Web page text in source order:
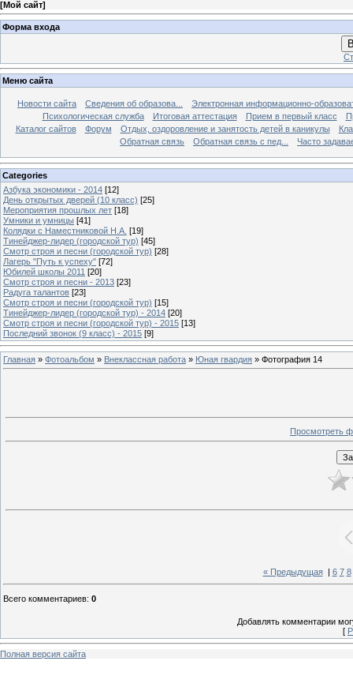
[Мой сайт]
Форма входа
Меню сайта
Новости сайта Сведения об образова...
Электронная информационно-
Психологическая служба
Итоговая аттестация Прием в первый класс
Каталог сайтов
Форум Отдых, оздоровление и занятость детей в каникулы
Обратная связь
Обратная связь с пед... Часто
Categories
Азбука экономики - 2014 [12]
День открытых дверей (10 класс) [25]
Мероприятия прошлых лет [18]
Умники и умницы [41]
Колядки с Наместниковой Н.А. [19]
Тинейджер-лидер (городской тур) [45]
Смотр строя и песни (городской тур) [28]
Лагерь "Путь к успеху" [72]
Юбилей школы 2011 [20]
Смотр строя и песни - 2013 [23]
Радуга талантов [23]
Смотр строя и песни (городской тур) [15]
Тинейджер-лидер (городской тур) - 2014 [20]
Смотр строя и песни (городской тур) - 2015 [13]
Последний звонок (9 класс) - 2015 [9]
Главная » Фотоальбом » Внеклассная работа » Юная гвардия » Фотография 14
Просмотреть
« Предыдущая| 6 7 8
Всего комментариев: 0
Добавлять комментарии
[
Полная версия сайта